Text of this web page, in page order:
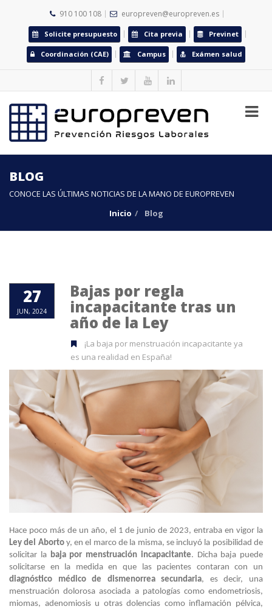
910 100 108 europreven@europreven.es
Solicite presupuesto Cita previa Previnet
Coordinación (CAE) Campus Exámen salud
BLOG
CONOCE LAS ÚLTIMAS NOTICIAS DE LA MANO DE EUROPREVEN
Inicio
Blog
27
JUN, 2024
Bajas por regla
incapacitante tras un
año de la Ley
¡La baja por menstruación incapacitante ya
es una realidad en España!
Hace poco más de un año, el 1 de junio de 2023, entraba en vigor la
Ley del Abortoy, en el marco de la misma, se incluyó la posibilidad de
solicitar la baja por menstruación incapacitante. Dicha baja puede
solicitarse en la medida en que las pacientes contaran con un
diagnóstico médico de dismenorrea secundaria, es decir, una
menstruación dolorosa asociada a patologías como endometriosis,
miomas, adenomiosis u otras dolencias como inflamación pélvica,